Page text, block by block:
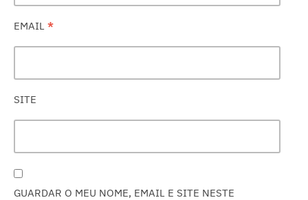
EMAIL *
SITE
GUARDAR O MEU NOME, EMAIL E SITE NESTE